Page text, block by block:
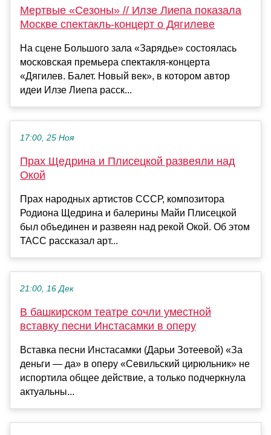
Мертвые «Сезоны» // Илзе Лиепа показала
Москве спектакль-концерт о Дягилеве
На сцене Большого зала «Зарядье» состоялась
московская премьера спектакля-концерта
«Дягилев. Балет. Новый век», в котором автор
идеи Илзе Лиепа расск...
17:00, 25 Ноя
Прах Щедрина и Плисецкой развеяли над
Окой
Прах народных артистов СССР, композитора
Родиона Щедрина и балерины Майи Плисецкой
был объединен и развеян над рекой Окой. Об этом
ТАСС рассказал арт...
21:00, 16 Дек
В башкирском театре сочли уместной
вставку песни Инстасамки в оперу
Вставка песни Инстасамки (Дарьи Зотеевой) «За
деньги — да» в оперу «Севильский цирюльник» не
испортила общее действие, а только подчеркнула
актуальны...